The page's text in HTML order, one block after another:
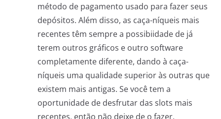
método de pagamento usado para fazer seus
depósitos. Além disso, as caça-níqueis mais
recentes têm sempre a possibiidade de já
terem outros gráficos e outro software
completamente diferente, dando à caça-
níqueis uma qualidade superior às outras que
existem mais antigas. Se você tem a
oportunidade de desfrutar das slots mais
recentes, então não deixe de o fazer.